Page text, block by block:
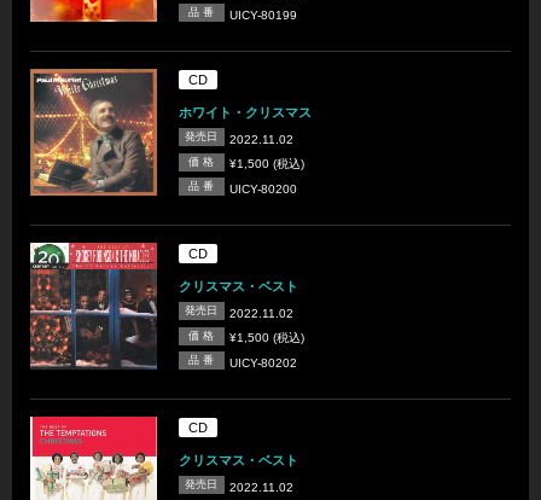
品 番 UICY-80199
CD
ホワイト・クリスマス
発売日 2022.11.02
価 格 ¥1,500 (税込)
品 番 UICY-80200
CD
クリスマス・ベスト
発売日 2022.11.02
価 格 ¥1,500 (税込)
品 番 UICY-80202
CD
クリスマス・ベスト
発売日 2022.11.02